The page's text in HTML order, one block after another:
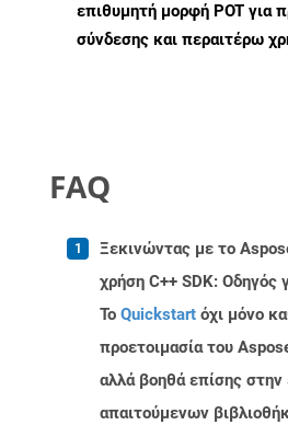
επιθυμητή μορφή POT για
σύνδεσης και περαιτέρω
FAQ
Ξεκινώντας με το
χρήση C++ SDK: Οδηγός
Το Quickstart όχι μόνο
προετοιμασία του
αλλά βοηθά επίσης
απαιτούμενων